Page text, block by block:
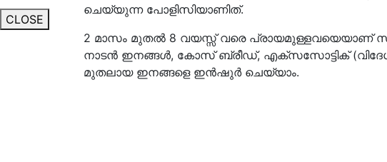
CLOSE
ചെയ്യുന്ന പോളിസിയാണിത്.
2 മാസം മുതൽ 8 വയസ്സ് വരെ
നാടൻ ഇനങ്ങൾ, കോസ് ബ്രീഡ്, എക്സസോട്ടിക്
മുതലായ ഇനങ്ങളെ ഇൻഷുർ ചെയ്യാം.